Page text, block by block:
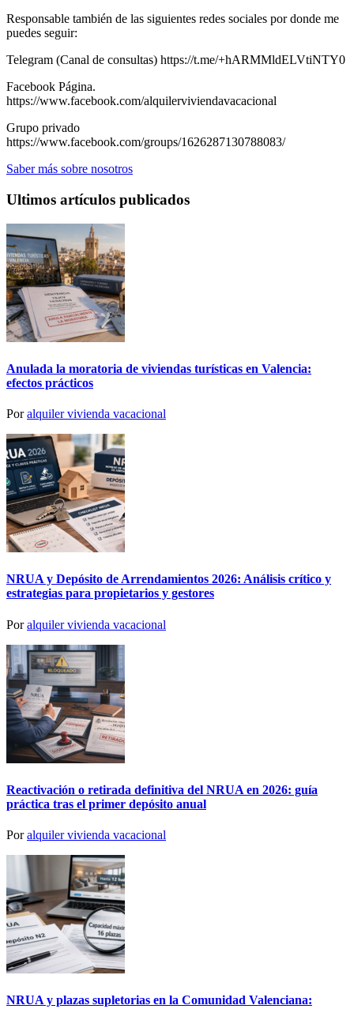
Responsable también de las siguientes redes sociales por donde me
puedes seguir:
Telegram (Canal de consultas) https://t.me/+hARMMldELVtiNTY0
Facebook Página.
https://www.facebook.com/alquilerviviendavacacional
Grupo privado
https://www.facebook.com/groups/1626287130788083/
Saber más sobre nosotros
Ultimos artículos publicados
Anulada la moratoria de viviendas turísticas en Valencia:
efectos prácticos
Poralquiler vivienda vacacional
NRUA y Depósito de Arrendamientos 2026: Análisis crítico y
estrategias para propietarios y gestores
Poralquiler vivienda vacacional
Reactivación o retirada definitiva del NRUA en 2026: guía
práctica tras el primer depósito anual
Poralquiler vivienda vacacional
NRUA y plazas supletorias en la Comunidad Valenciana: